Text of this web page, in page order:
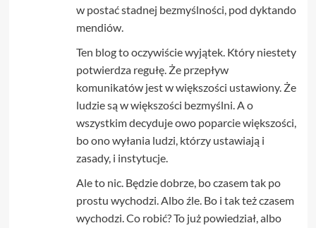
w postać stadnej bezmyślności, pod dyktando
mendiów.
Ten blog to oczywiście wyjątek. Który niestety
potwierdza regułę. Że przepływ
komunikatów jest w większości ustawiony. Że
ludzie są w większości bezmyślni. A o
wszystkim decyduje owo poparcie większości,
bo ono wyłania ludzi, którzy ustawiają i
zasady, i instytucje.
Ale to nic. Będzie dobrze, bo czasem tak po
prostu wychodzi. Albo źle. Bo i tak też czasem
wychodzi. Co robić? To już powiedział, albo